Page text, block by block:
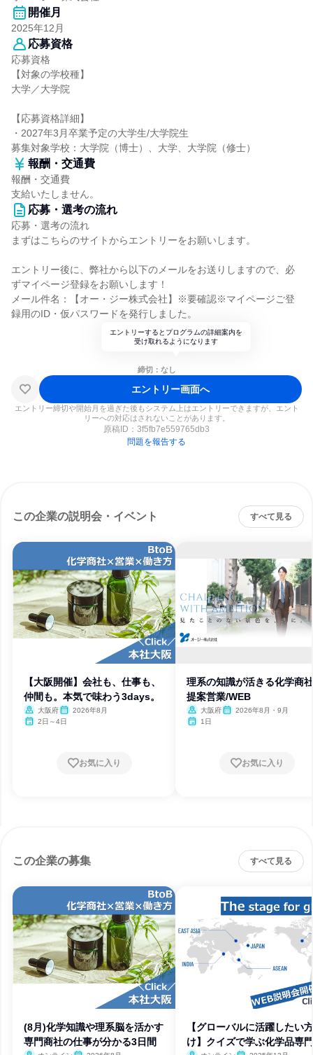
開催月
2025年12月
応募資格
応募資格
【対象の学校種】
大学／大学院
【応募資格詳細】
・2027年3月卒業予定の大学生/大学院生
募集対象学校：大学院（博士）、大学、大学院（修士）
報酬・交通費
報酬・交通費
支給いたしません。
応募・選考の流れ
応募・選考の流れ
まずはこちらのサイトからエントリーをお願いします。
エントリー後に、弊社から以下のメールをお送りしますので、必
ずマイページ登録をお願いします！
メール件名：【オー・ジー株式会社】※要確認※マイページご登
録用のID・仮パスワードを発行しました。
エントリーするとプログラムの詳細案内を
受け取れるようになります
締切：なし
エントリー画面へ
エントリー締切や開始月を過ぎた後もシステム上はエントリーできますが、エント
リーへの対応はされないことがあります。
原稿ID： 3f5fb7e559765db3
問題を報告する
この企業の説明会・イベント すべて見る
【大阪開催】会社も、仕事も、
仲間も。本気で味わう3days。
大阪府
2026年8月
2日～4日
お気に入り
理系の知識が活きる化学商
提案営業/WEB
大阪府
2026年8月・9月
1日
お気に入り
この企業の募集 すべて見る
(8月)化学知識や理系脳を活かす
専門商社の仕事が分かる3日間
【グローバルに活躍したい
け】クイズで学ぶ化学品専